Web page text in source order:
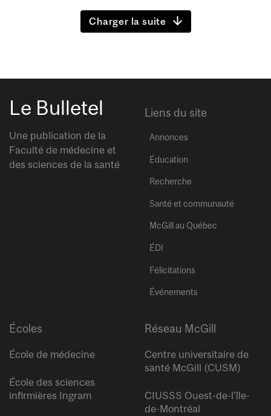
Charger la suite
Le Bulletel
Une publication de la
Faculté de médecine et
des sciences de la santé
Liens du site
Annonces
Éducation
Recherche
Santé et communauté
McGill au Québec
ÉDI
Félicitations
Événements
Écoles
École de médecine
École des sciences
infirmières Ingram
Réseau McGill
Centre universitaire de
santé McGill (CUSM)
CIUSSS Ouest-de-l’île-
de-Montréal